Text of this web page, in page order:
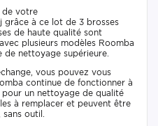
de votre
grâce à ce lot de 3 brosses
de haute qualité sont
plusieurs modèles Roomba
nettoyage supérieure.
vous pouvez vous
continue de fonctionner à
un nettoyage de qualité
à remplacer et peuvent être
outil.